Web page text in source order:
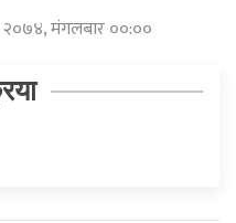
२०७४, मंगलबार ००:००